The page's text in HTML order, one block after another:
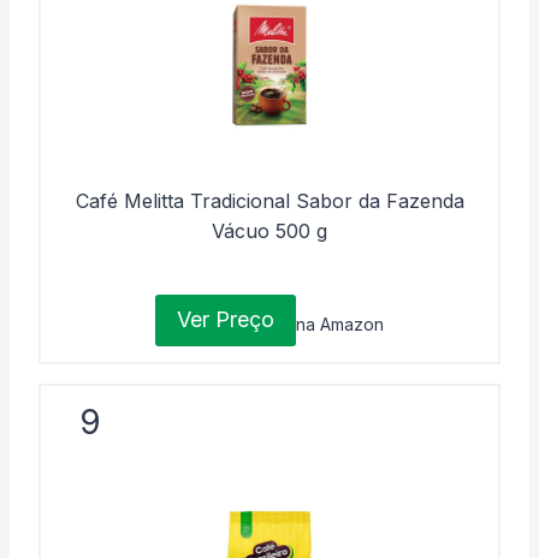
Café Melitta Tradicional Sabor da Fazenda
Vácuo 500 g
Ver Preço na Amazon
9